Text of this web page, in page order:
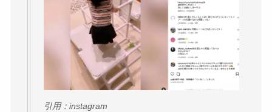
引用：instagram